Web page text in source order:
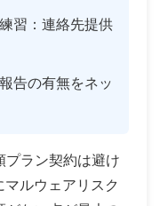
習：連絡先提供
告の有無をネッ
プラン契約は避け
ルウェアリスク